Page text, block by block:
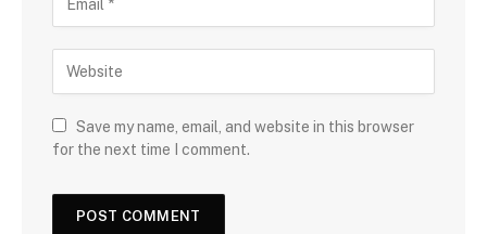
Save my name, email, and website in this browser
for the next time I comment.